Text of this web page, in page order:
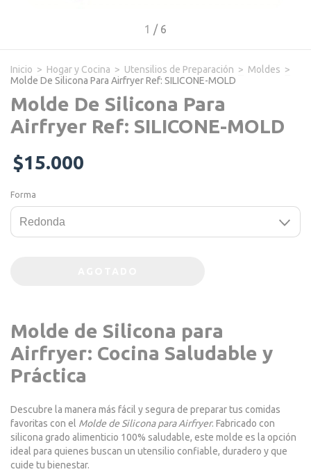
1 / 6
Inicio > Hogar y Cocina > Utensilios de Preparación > Moldes >
Molde De Silicona Para Airfryer Ref: SILICONE-MOLD
Molde De Silicona Para
Airfryer Ref: SILICONE-MOLD
$15.000
Forma
Molde de Silicona para
Airfryer: Cocina Saludable y
Práctica
Descubre la manera más fácil y segura de preparar tus comidas
favoritas con el Molde de Silicona para Airfryer. Fabricado con
silicona grado alimenticio 100% saludable, este molde es la opción
ideal para quienes buscan un utensilio confiable, duradero y que
cuide tu bienestar.